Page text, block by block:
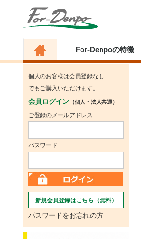
For-Denpoの特徴
個人のお客様は会員登録なし
でもご購入いただけます。
会員ログイン （個人・法人共通）
ご登録のメールアドレス
パスワード
新規会員登録はこちら（無料）
パスワードをお忘れの方